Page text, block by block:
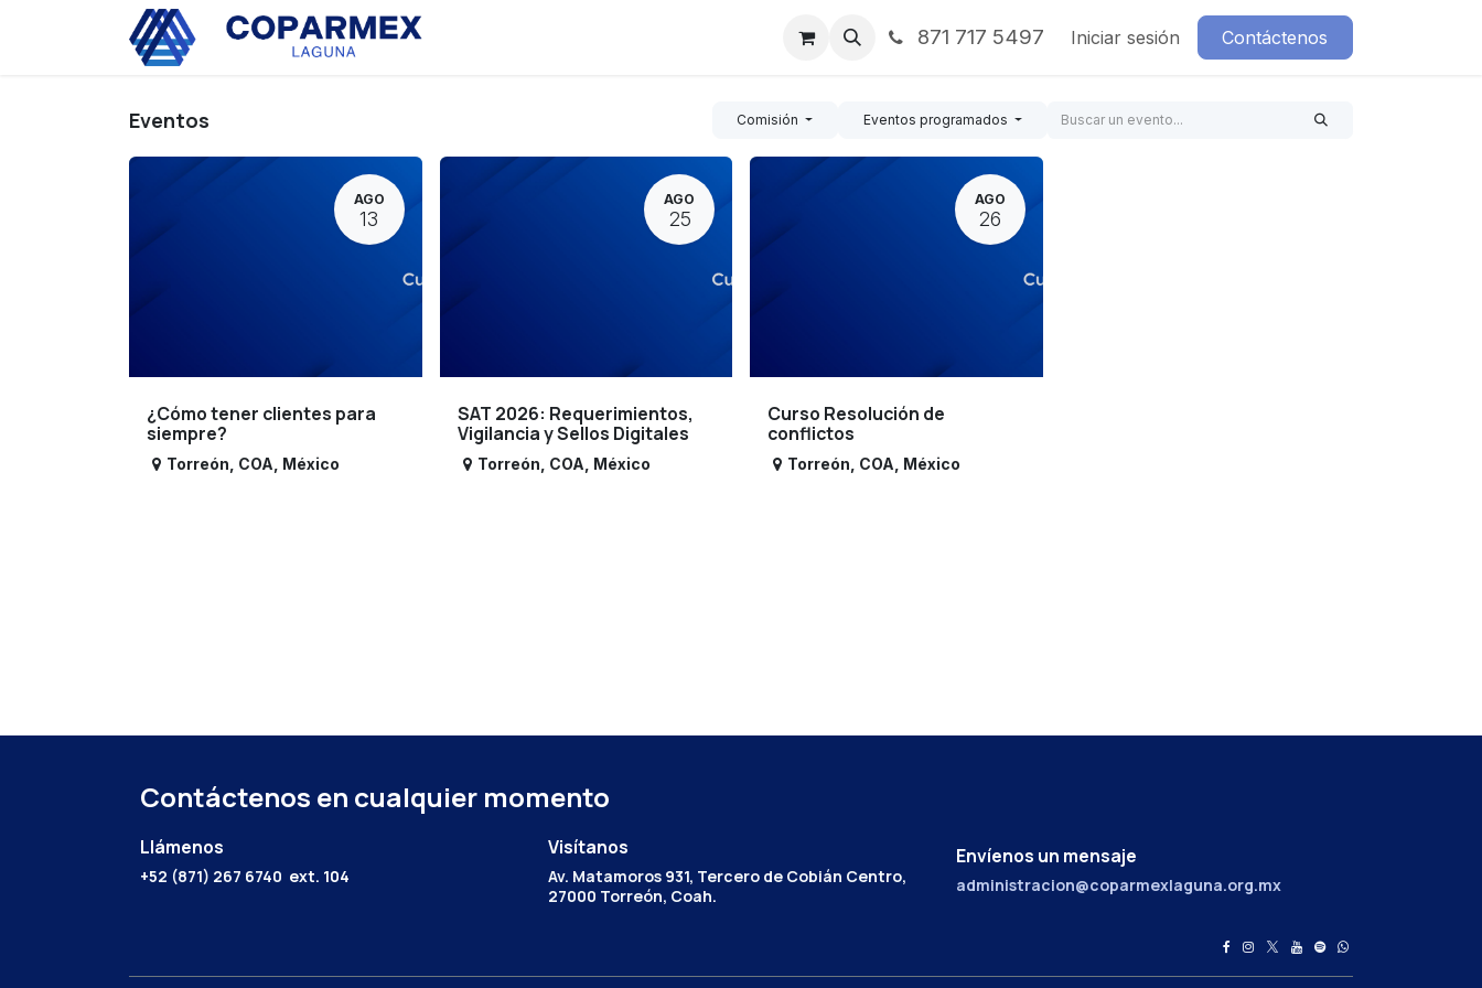
Noticias Contáctenos871 717 5497 Iniciar sesión Contáctenos
Eventos Comisión Eventos programados
AGO
13
¿Cómo tener clientes para
siempre?
Torreón COA México
AGO
25
SAT 2026: Requerimientos,
Vigilancia y Sellos Digitales
Torreón COA México
AGO
26
Curso Resolución de
conflictos
Torreón COA México
Contáctenos en cualquier momento
Llámenos
+52 (871) 267 6740 ext. 104
Envíenos un mensaje
administracion@coparmexlaguna.org.mx
Visítanos
Av. Matamoros 931, Tercero de Cobián Centro,
27000 Torreón, Coah.